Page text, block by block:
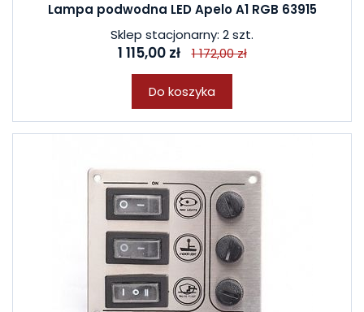
Lampa podwodna LED Apelo A1 RGB 63915
Sklep stacjonarny: 2 szt.
1 115,00 zł 1 172,00 zł
Do koszyka